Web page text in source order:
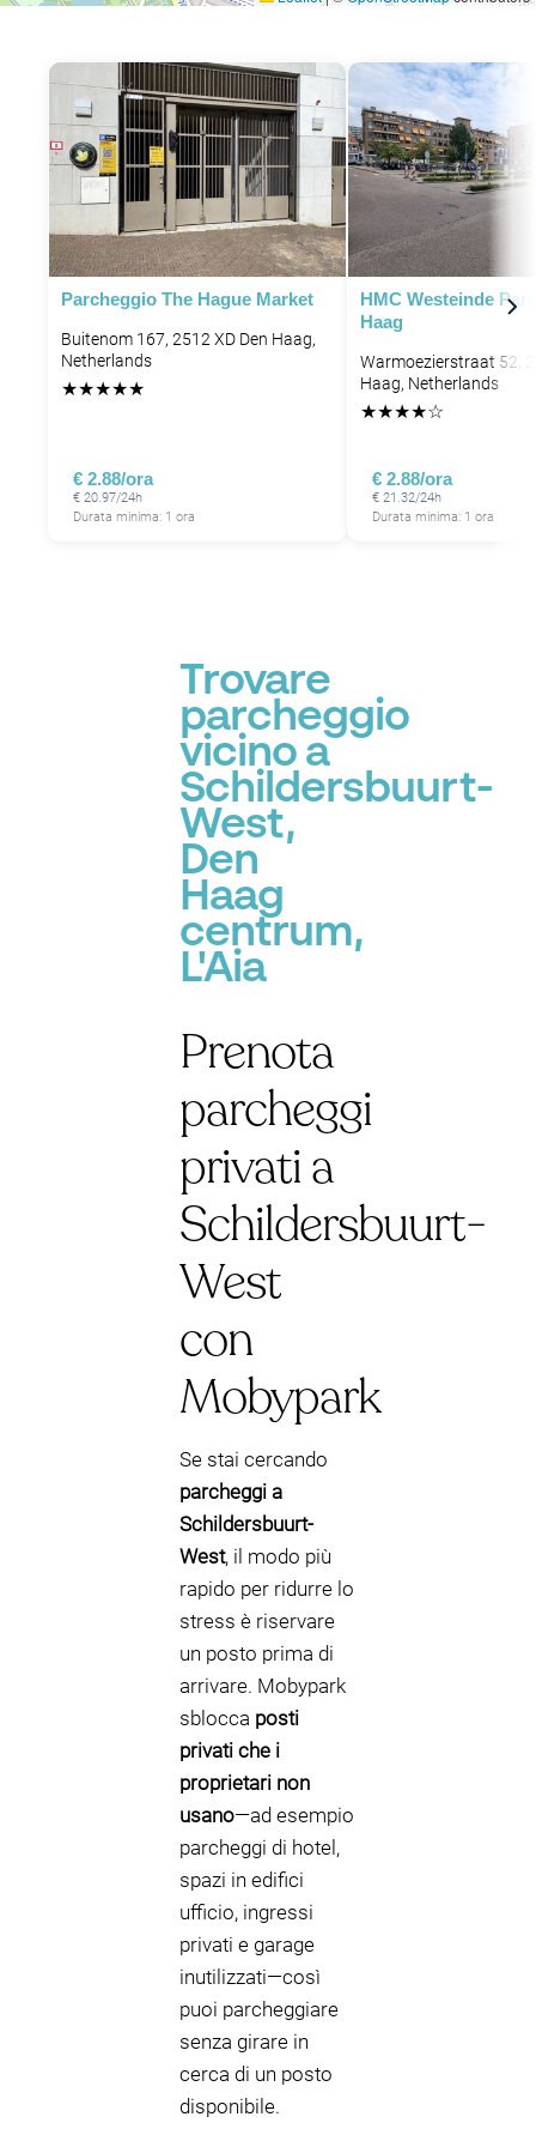
Parcheggio The Hague Market
Buitenom 167, 2512 XD Den Haag,
Netherlands
★★★★★
€ 2.88/ora
€ 20.97/24h
Durata minima: 1 ora
HMC Westeinde
Haag
Warmoezierstraat 52,
Haag, Netherlands
★★★★☆
€ 2.88/ora
€ 21.32/24h
Durata minima: 1 ora
Trovare
parcheggio
vicino a
Schildersbuurt-
West,
Den
Haag
centrum,
L'Aia
Prenota
parcheggi
privati a
Schildersbuurt-
West
con
Mobypark
Se stai cercando
parcheggi a
Schildersbuurt-
West, il modo più
rapido per ridurre lo
stress è riservare
un posto prima di
arrivare. Mobypark
sblocca posti
privati che i
proprietari non
usano—ad esempio
parcheggi di hotel,
spazi in edifici
ufficio, ingressi
privati e garage
inutilizzati—così
puoi parcheggiare
senza girare in
cerca di un posto
disponibile.